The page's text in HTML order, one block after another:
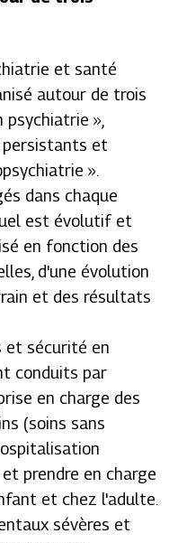
et santé
autour de trois
»,
persistants et
».
dans chaque
est évolutif et
en fonction des
d'une évolution
et des résultats
et sécurité en
conduits par
en charge des
(soins sans
prendre en charge
et chez l'adulte.
sévères et